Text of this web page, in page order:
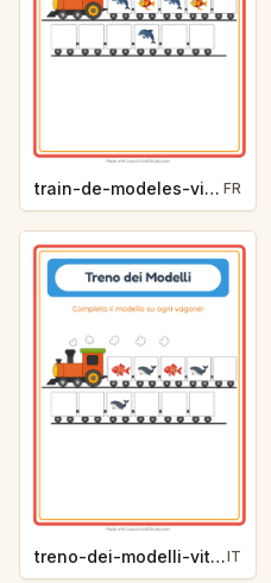
train-de-modeles-vie-oceanique-972b FR
treno-dei-modelli-vita-oceanica-7803IT